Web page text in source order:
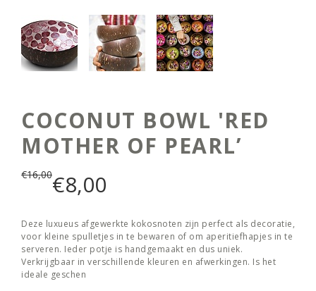
COCONUT BOWL 'RED
MOTHER OF PEARL’
€16,00€8,00
Deze luxueus afgewerkte kokosnoten zijn perfect als decoratie,
voor kleine spulletjes in te bewaren of om aperitiefhapjes in te
serveren. Ieder potje is handgemaakt en dus uniek.
Verkrijgbaar in verschillende kleuren en afwerkingen. Is het
ideale geschen